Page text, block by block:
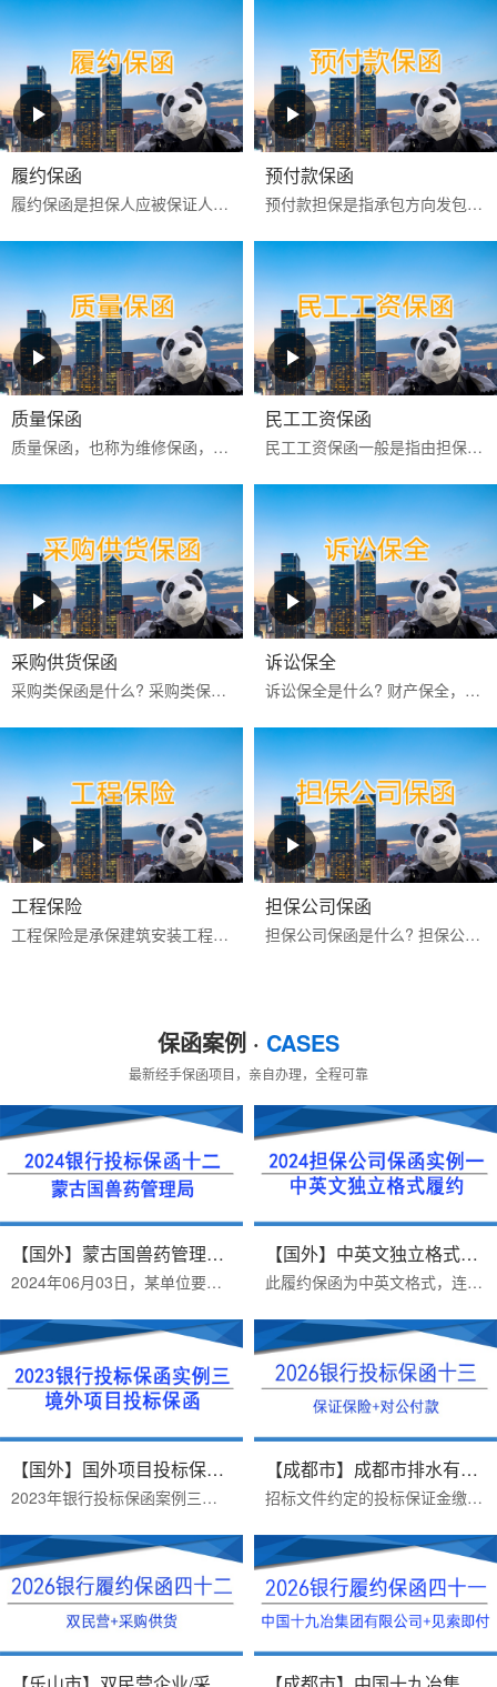
履约保函
履约保函是担保人应被保证人申请向工程承包项目中的业主或商品买卖中的买方出具的，保证被保证人严格按照合同约定全面和实际地履行其合同责任和义务的一种保函。
预付款保函
预付款担保是指承包方向发包方提供的，保证承包方履行扣还预付款义务的保证，是发包方预先支付一定数额的款项以供承包方周转使用，保证承包方将这些款项用于指定工程建设和...
质量保函
‌质量保函‌，也称为维修保函，是指应供货方或承建人申请，向买方或业主保证，如货物或工程的质量不符合合同约定而卖方或承建人又不能依约更换或修理时，按买方或业主的索...
民工工资保函
民工工资保函一般是指由担保公司或银行为业主或承包商向民工工资监管方提供的，保证业主或承包商按合同约定按时支付农民工工资的担保。如果该项目发生民工工资拖欠行为，则...
采购供货保函
采购类保函是什么? 采购类保函一般在采购供货项目中出现得比较多，通常有投标保函、履约保函、预付款保函、质量保修保函等。 采购类保函的做用 采购类保函主要保证业主方的...
诉讼保全
诉讼保全是什么? 财产保全，是指人民法院在利害关系人起诉前或者当事人起诉后，为保障将来的生效判决能够得到执行或者避免财产遭受损失，对当事人的财产或者争议的标的物，...
工程保险
工程保险是承保建筑安装工程期间一切意外物质损失和对第三人经济赔偿责任的保险。包括建筑工程一切险与安装工程一切险,属综合性保险。保险标的为工程项目主体、工程用的机械...
担保公司保函
担保公司保函是什么? 担保公司保函是指担保公司应客户的申请而开立的有担保性质的书面承诺文件，一旦申请人未按其与受益人签订的合同的约定偿还债务或履行约定义务时，由担...
保函案例 · CASES
最新经手保函项目，亲自办理，全程可靠
【国外】蒙古国兽药管理局/2024银...
2024年06月03日，某单位要求提供受益人为蒙古国兽药管理局的银行投标保函。最终客户选择我司，2024年06月03日顺利出函。蒙古国兽药管理局在招标文件中对银行投标保函担保内...
【国外】中英文独立格式履约保函...
此履约保函为中英文格式，连带责任，见索即付担保公司保函。客户2024年1月22日正式办理，递交资料，当日出函。办理难点：中英文独立格式，见索即付保函担保公司保函办理流程...
【国外】国外项目投标保函/2023银...
2023年银行投标保函案例三：2023年6月25日，某单位要求提供担保金额为人民币伍万元整的银行投标保函。保函担保内容如下文。本保函属于独立格式银行保函格式。最终客户选择我...
【成都市】成都市排水有限责任公...
招标文件约定的投标保证金缴纳方式：B、采用银行保函方式递交投标保证金的，投标人应在投标截止前1 个工作日17：00 前，将银行保函原件提交给招标人。投标人可自行选择银行...